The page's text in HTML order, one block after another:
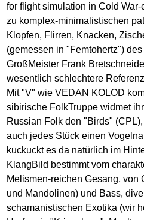
for flight simulation in Cold
zu komplex-minimalistischen
Klopfen, Flirren, Knacken,
(gemessen in "Femtohertz")
GroßMeister Frank
wesentlich schlechtere
Mit "V" wie VEDAN KOLOD
sibirische FolkTruppe widmet
Russian Folk den "Birds"
auch jedes Stück einen
kuckuckt es da natürlich im
KlangBild bestimmt vom
Melismen-reichen Gesang, von
und Mandolinen) und Bass,
schamanistischen Exotika (wir